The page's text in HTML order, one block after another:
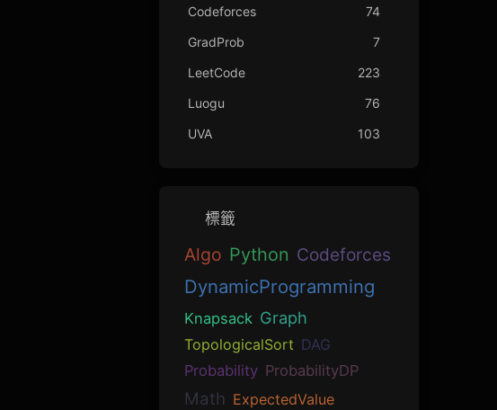
Codeforces
74
GradProb
7
LeetCode
223
Luogu
76
UVA
103
標籤
Algo Python Codeforces
DynamicProgramming
Knapsack Graph
TopologicalSort DAG
Probability ProbabilityDP
Math ExpectedValue